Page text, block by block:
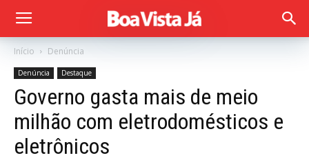
Início Denúncia
Denúncia Destaque
Governo gasta mais de meio
milhão com eletrodomésticos e
eletrônicos